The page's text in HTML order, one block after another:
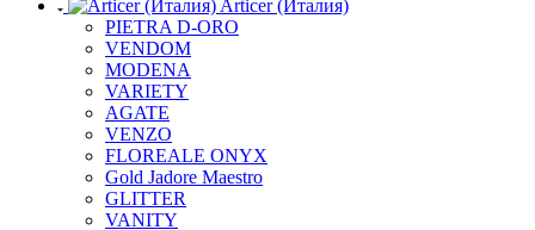
Articer (Италия)
PIETRA D-ORO
VENDOM
MODENA
VARIETY
AGATE
VENZO
FLOREALE ONYX
Gold Jadore Maestro
GLITTER
VANITY